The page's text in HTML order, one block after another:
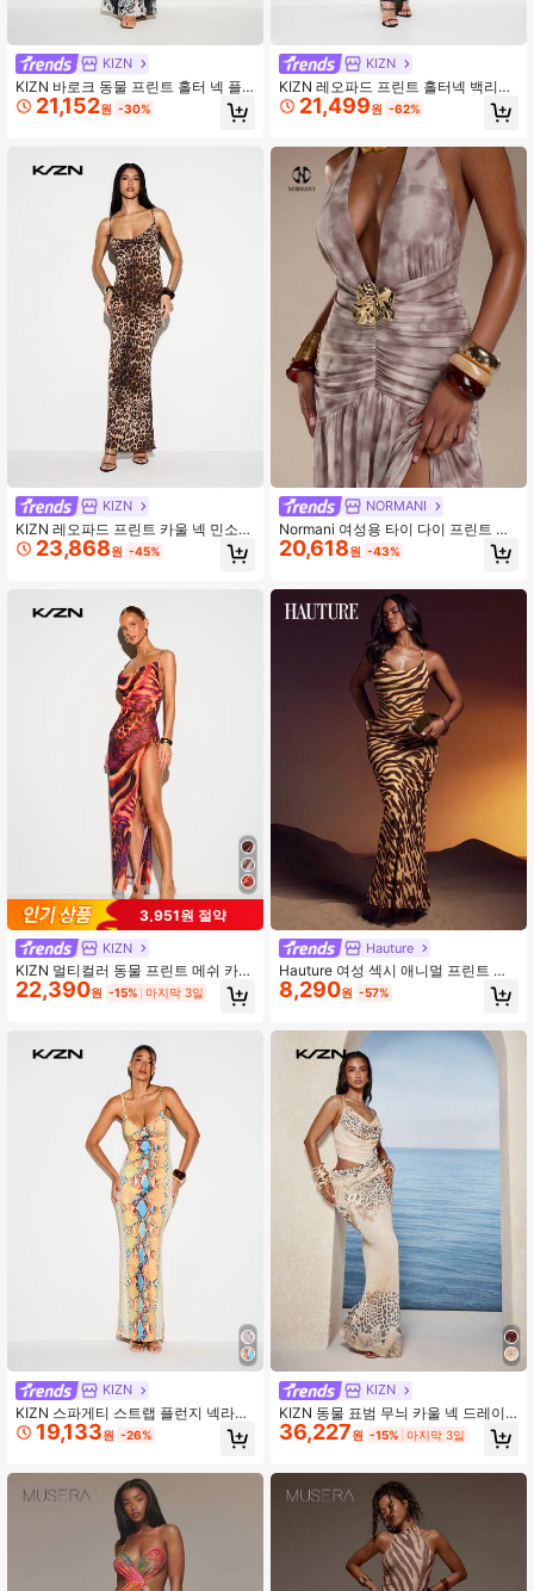
KIZN
KIZN 바로크 동물 프린트 홀터 넥 플
런지 컷아웃 카울 맥시 드레스 백리스
타이백 이브닝 가운
21,152원 -30%
KIZN
KIZN 레오파드 프린트 카울 넥 민소매
바이어스 컷 맥시 드레스 스파게티 스
트랩 이브닝 파티 행사용
23,868원 -45%
3,951원 절약
KIZN
KIZN 멀티컬러 동물 프린트 메쉬 카울
넥 맥시 드레스 하이 슬릿 스파게티 스
트랩 여름 파티 이브닝 가운
22,390원 -15% 마지막 3일
KIZN
KIZN 스파게티 스트랩 플런지 넥라인
머메이드 헴 스네이크 프린트 바디콘
맥시 드레스 여름 파티 이브닝 가운
19,133원 -26%
KIZN
KIZN 레오파드 프린트 홀터넥 백리스
바디콘 맥시 드레스, 스쿱 넥라인과 옆
트임으로 이브닝 파티용
21,499원 -62%
NORMANI
Normani 여성용 타이 다이 프린트 메
탈릭 플로럴 장식 옆트임 밑단 섹시 홀
터 드레스
20,618원 -43%
Hauture
Hauture 여성 섹시 애니멀 프린트 카
울 드레이프 프론트 넥 맥시 드레스
8,290원 -57%
KIZN
KIZN 동물 표범 무늬 카울 넥 드레이
프 맥시 드레스, 컷아웃 허리 디테일
및 스파게티 스트랩, 여름 이브닝
36,227원 -15% 마지막 3일